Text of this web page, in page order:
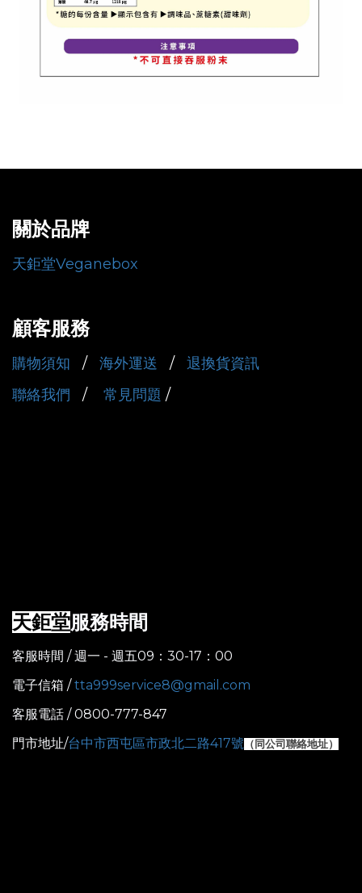
關於品牌
天鉅堂Veganebox
顧客服務
購物須知 / 海外運送 / 退換貨資訊
聯絡我們
/ 常見問題 /
天鉅堂服務時間
客服時間 / 週一 - 週五09：30-17：00
電子信箱 /tta999service8@gmail.com
客服電話 / 0800-777-847
門市地址/台中市西屯區市政北二路417號 （ 同公司聯絡地址）